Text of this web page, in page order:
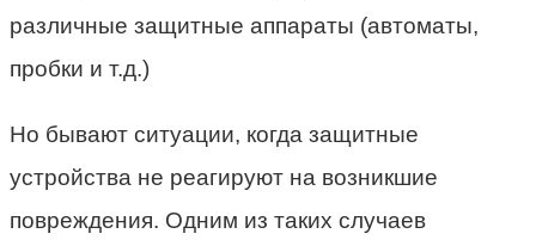
различные защитные аппараты (автоматы,
пробки и т.д.)
Но бывают ситуации, когда защитные
устройства не реагируют на возникшие
повреждения. Одним из таких случаев